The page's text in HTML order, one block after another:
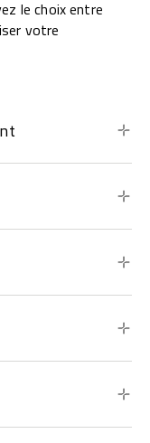
le choix entre
votre